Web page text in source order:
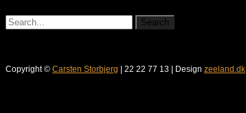
Copyright © Carsten Storbjerg | 22 22 77 13 | Design zeeland.dk